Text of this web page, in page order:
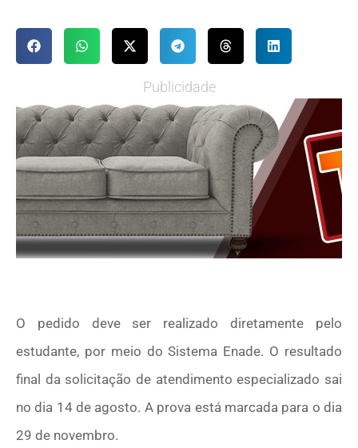
Publicidade
O pedido deve ser realizado diretamente pelo
estudante, por meio do Sistema Enade. O resultado
final da solicitação de atendimento especializado sai
no dia 14 de agosto. A prova está marcada para o dia
29 de novembro.